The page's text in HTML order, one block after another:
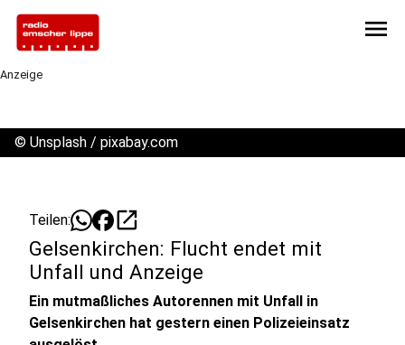
menu
Anzeige
© Unsplash / pixabay.com
Teilen: open_in_new
Gelsenkirchen: Flucht endet mit
Unfall und Anzeige
Ein mutmaßliches Autorennen mit Unfall in
Gelsenkirchen hat gestern einen Polizeieinsatz